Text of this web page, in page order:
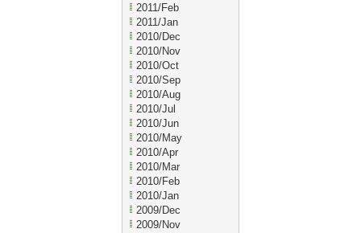
2011/Feb
2011/Jan
2010/Dec
2010/Nov
2010/Oct
2010/Sep
2010/Aug
2010/Jul
2010/Jun
2010/May
2010/Apr
2010/Mar
2010/Feb
2010/Jan
2009/Dec
2009/Nov